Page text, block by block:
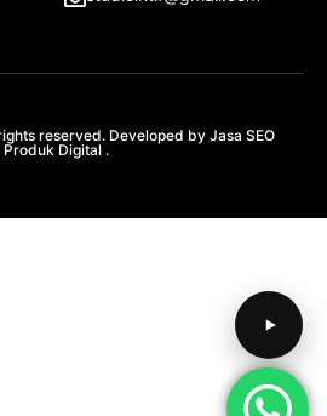
reserved. Developed by Jasa SEO
Produk Digital.